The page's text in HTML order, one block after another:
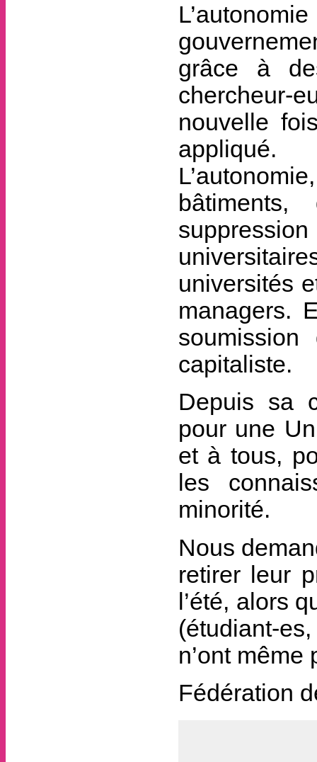
grâce à
chercheur-
nouvelle
appliqué.
universités
managers.
capitaliste.
Depuis sa
pour une
et à tous,
les
minorité.
Nous
retirer leur
l’été, alors
(étudiant-
n’ont même
Fédération